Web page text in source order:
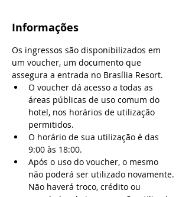
Informações
Os ingressos são disponibilizados em
um voucher, um documento que
assegura a entrada no Brasília Resort.
O voucher dá acesso a todas as
áreas públicas de uso comum do
hotel, nos horários de utilização
permitidos.
O horário de sua utilização é das
9:00 às 18:00.
Após o uso do voucher, o mesmo
não poderá ser utilizado novamente.
Não haverá troco, crédito ou